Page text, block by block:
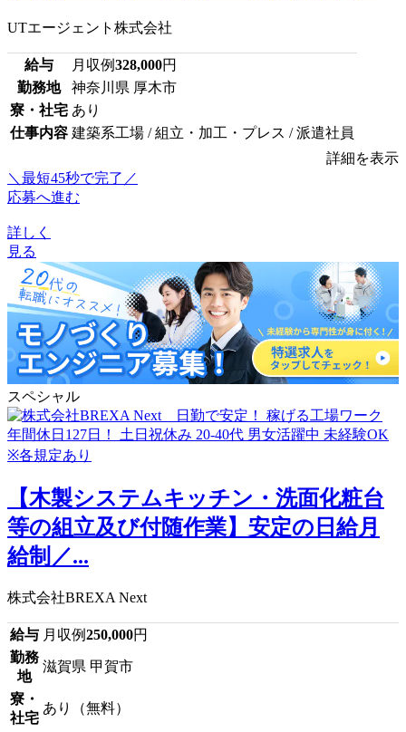
UTエージェント株式会社
給与 月収例328,000円
勤務地
神奈川県 厚木市
寮・社宅 あり
仕事内容 建築系工場 / 組立・加工・プレス / 派遣社員
詳細を表示
＼最短45秒で完了／
応募へ進む
詳しく
見る
スペシャル
【木製システムキッチン・洗面化粧台
等の組立及び付随作業】安定の日給月
給制／...
株式会社BREXA Next
給与 月収例250,000円
勤務
地
滋賀県 甲賀市
寮・
社宅
あり（無料）